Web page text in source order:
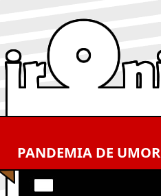
PANDEMIA DE UMOR